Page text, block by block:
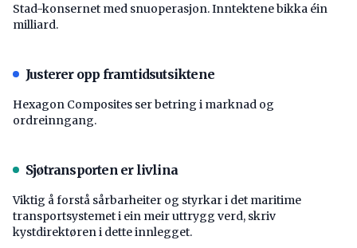
Stad-konsernet med snuoperasjon. Inntektene bikka éin
milliard.
Justerer opp framtidsutsiktene
Hexagon Composites ser betring i marknad og
ordreinngang.
Sjøtransporten er livlina
Viktig å forstå ­sårbarheiter og styrkar i det maritime
transport­systemet i ein meir uttrygg verd, skriv
kystdirektøren i dette innlegget.